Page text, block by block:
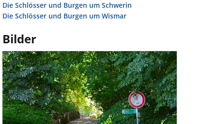
Die Schlösser und Burgen um Schwerin
Die Schlösser und Burgen um Wismar
Bilder